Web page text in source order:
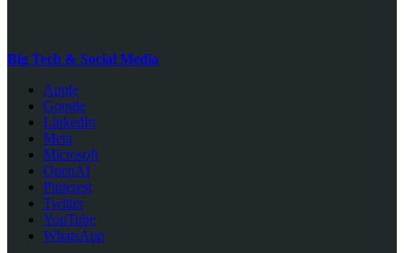
Big Tech & Social Media
Apple
Google
LinkedIn
Meta
Microsoft
OpenAI
Pinterest
Twitter
YouTube
WhatsApp